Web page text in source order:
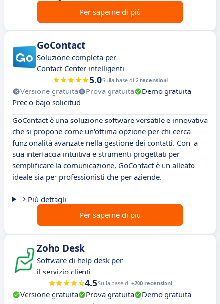
Per saperne di più
GoContact
Soluzione completa per
Contact Center intelligenti
5.0Sulla base di 2 recensioni
Versione gratuita Prova gratuita
Demo gratuita
Precio bajo solicitud
GoContact è una soluzione software versatile e innovativa
che si propone come un'ottima opzione per chi cerca
funzionalità avanzate nella gestione dei contatti. Con la
sua interfaccia intuitiva e strumenti progettati per
semplificare la comunicazione, GoContact è un alleato
ideale sia per professionisti che per aziende.
Più dettagli
Per saperne di più
Zoho Desk
Software di help desk per
il servizio clienti
4.5Sulla base di +200 recensioni
Versione gratuita Prova gratuita
Demo gratuita